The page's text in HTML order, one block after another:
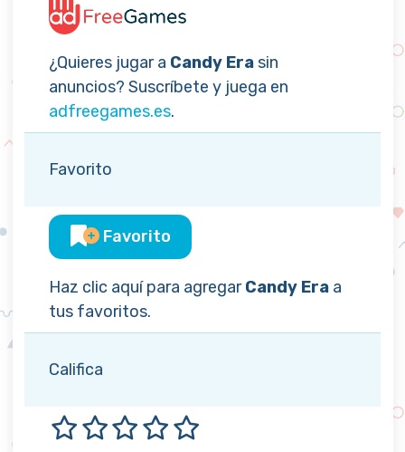
¿Quieres jugar a Candy Erasin
anuncios? Suscríbete y juega en
adfreegames.es.
Favorito
Favorito
Haz clic aquí para agregarCandy Era a
tus favoritos.
Califica